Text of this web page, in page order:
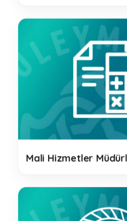
Mali Hizmetler